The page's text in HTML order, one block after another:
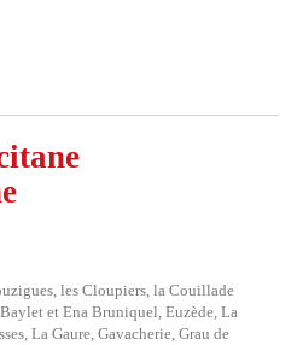
les Cloupiers, la Couillade
et Ena Bruniquel, Euzède, La
La Gaure, Gavacherie, Grau de